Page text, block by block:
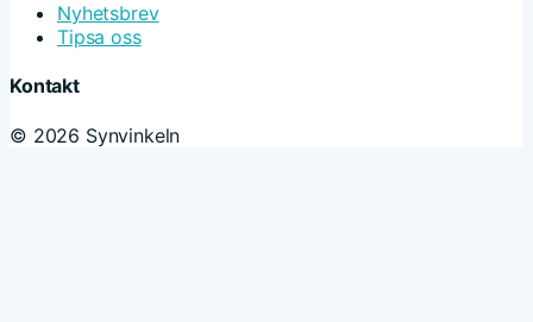
Nyhetsbrev
Tipsa oss
Kontakt
© 2026 Synvinkeln